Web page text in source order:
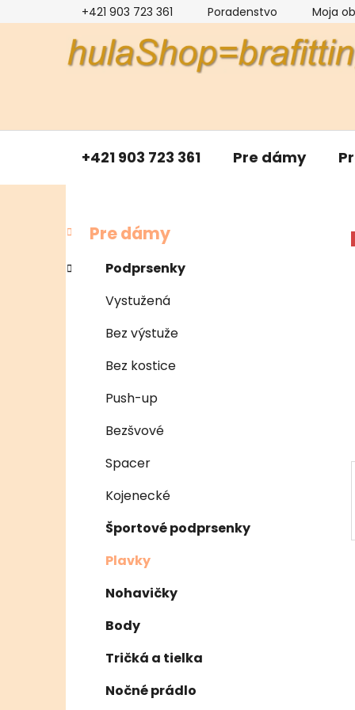
na
+421 903 723 361 Poradenstvo Moja
+421 903 723 361 Pre dámy
B
o
č
Preskočiť
kategórie
K
a
e
Pre dámy
Podprsenky
Vystužená
Bez výstuže
Bez kostice
Push-up
Bezšvové
Spacer
Kojenecké
Športové podprsenky
Plavky
Nohavičky
Body
Tričká a tielka
Nočné prádlo